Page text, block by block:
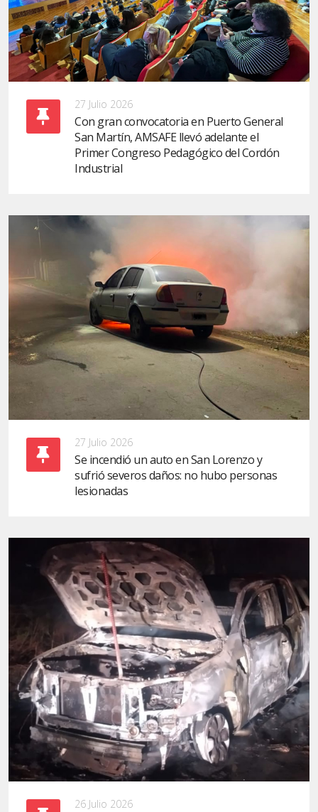
27 Julio 2026
Con gran convocatoria en Puerto General
San Martín, AMSAFE llevó adelante el
Primer Congreso Pedagógico del Cordón
Industrial
27 Julio 2026
Se incendió un auto en San Lorenzo y
sufrió severos daños: no hubo personas
lesionadas
26 Julio 2026